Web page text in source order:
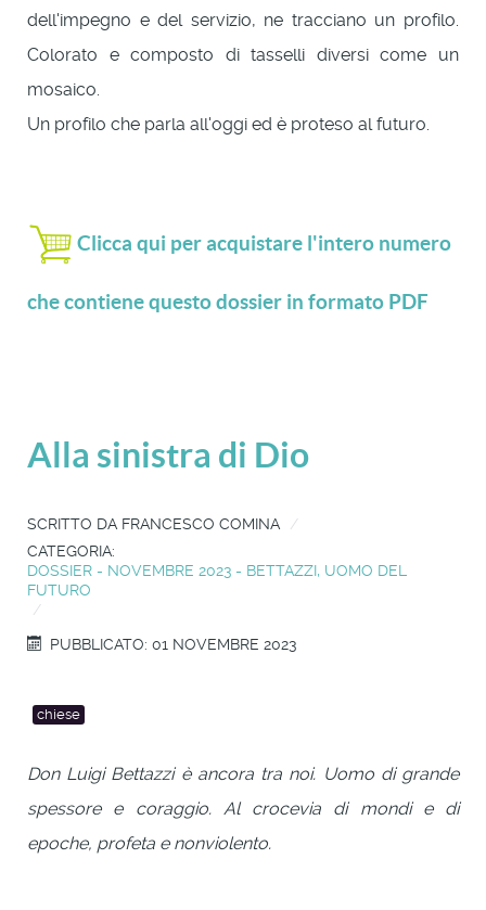
dell'impegno e del servizio, ne tracciano un profilo.
Colorato e composto di tasselli diversi come un
mosaico.
Un profilo che parla all'oggi ed è proteso al futuro.
Clicca qui per acquistare l'intero numero
che contiene questo dossier in formato PDF
Alla sinistra di Dio
SCRITTO DA FRANCESCO COMINA
CATEGORIA:
DOSSIER - NOVEMBRE 2023 - BETTAZZI, UOMO DEL
FUTURO
PUBBLICATO: 01 NOVEMBRE 2023
chiese
Don Luigi Bettazzi è ancora tra noi. Uomo di grande
spessore e coraggio. Al crocevia di mondi e di
epoche, profeta e nonviolento.